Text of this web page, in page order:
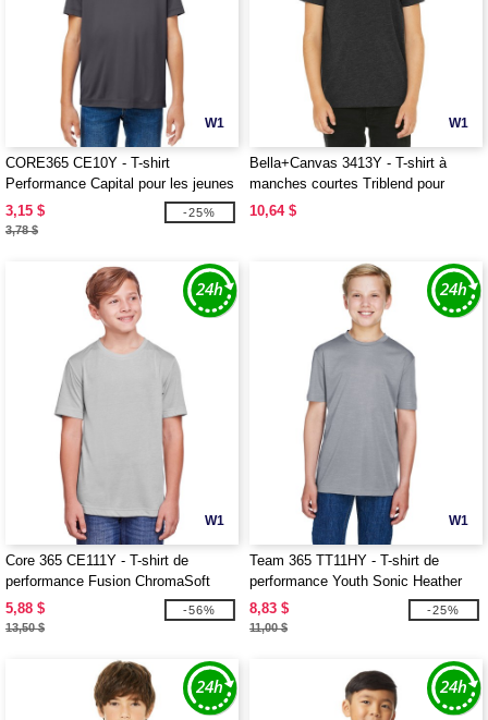
W1
CORE365 CE10Y - T-shirt
Performance Capital pour les jeunes
3,15 $
3,78 $
-25%
W1
Bella+Canvas 3413Y - T-shirt à
manches courtes Triblend pour
jeunes
10,64 $
W1
Core 365 CE111Y - T-shirt de
performance Fusion ChromaSoft
pour les jeunes
5,88 $
13,50 $
-56%
W1
Team 365 TT11HY - T-shirt de
performance Youth Sonic Heather
8,83 $
11,00 $
-25%